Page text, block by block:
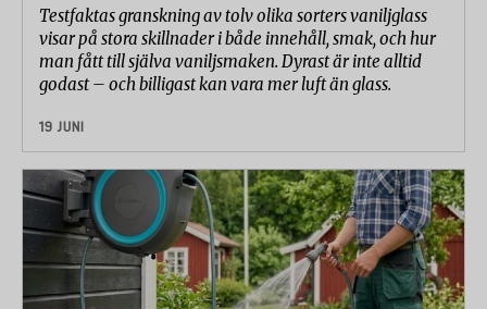
Testfaktas granskning av tolv olika sorters vaniljglass
visar på stora skillnader i både innehåll, smak, och hur
man fått till själva vaniljsmaken. Dyrast är inte alltid
godast – och billigast kan vara mer luft än glass.
19 JUNI